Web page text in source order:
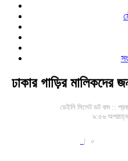
ঢাকার গাড়ির মালিকদের
ডেইলি সিলেট ডট কম ::
৯:৫৬
| ০